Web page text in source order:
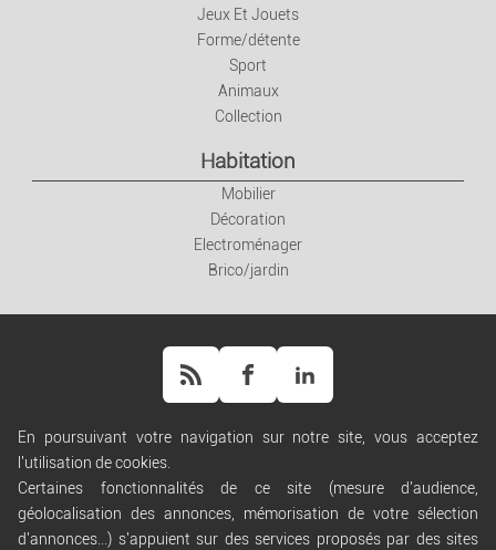
Jeux Et Jouets
Forme/détente
Sport
Animaux
Collection
Habitation
Mobilier
Décoration
Electroménager
Brico/jardin
Règles de diffusion
Conditions générales d'utilisation
Conditions générales de vente
En poursuivant votre navigation sur notre site, vous acceptez
l'utilisation de cookies.
Certaines fonctionnalités de ce site (mesure d'audience,
géolocalisation des annonces, mémorisation de votre sélection
d'annonces...) s'appuient sur des services proposés par des sites